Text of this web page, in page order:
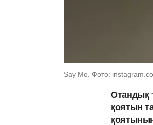
Say Mo. Фото:
Отандық
қоятын